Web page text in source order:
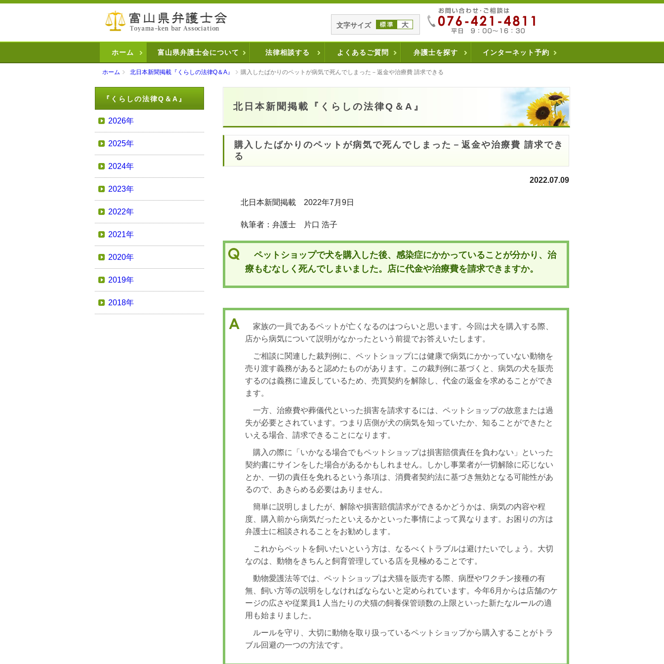
文字サイズ
ホーム 富山県弁護士会について 法律相談する よくあるご質問 弁護士を探す インターネット予約
ホーム 北日本新聞掲載『くらしの法律Q＆A』 購入したばかりのペットが病気で死んでしまった－返金や治療費 請求できる
北日本新聞掲載『くらしの法律Q＆A』
購入したばかりのペットが病気で死んでしまった－返金や治療費 請求でき
る
2022.07.09
北日本新聞掲載 2022年7月9日
執筆者：弁護士 片口 浩子
ペットショップで犬を購入した後、感染症にかかっていることが分かり、治
療もむなしく死んでしまいました。店に代金や治療費を請求できますか。
家族の一員であるペットが亡くなるのはつらいと思います。今回は犬を購入する際、
店から病気について説明がなかったという前提でお答えいたします。
ご相談に関連した裁判例に、ペットショップには健康で病気にかかっていない動物を
売り渡す義務があると認めたものがあります。この裁判例に基づくと、病気の犬を販売
するのは義務に違反しているため、売買契約を解除し、代金の返金を求めることができ
ます。
一方、治療費や葬儀代といった損害を請求するには、ペットショップの故意または過
失が必要とされています。つまり店側が犬の病気を知っていたか、知ることができたと
いえる場合、請求できることになります。
購入の際に「いかなる場合でもペットショップは損害賠償責任を負わない」といった
契約書にサインをした場合があるかもしれません。しかし事業者が一切解除に応じない
とか、一切の責任を免れるという条項は、消費者契約法に基づき無効となる可能性があ
るので、あきらめる必要はありません。
簡単に説明しましたが、解除や損害賠償請求ができるかどうかは、病気の内容や程
度、購入前から病気だったといえるかといった事情によって異なります。お困りの方は
弁護士に相談されることをお勧めします。
これからペットを飼いたいという方は、なるべくトラブルは避けたいでしょう。大切
なのは、動物をきちんと飼育管理している店を見極めることです。
動物愛護法等では、ペットショップは犬猫を販売する際、病歴やワクチン接種の有
無、飼い方等の説明をしなければならないと定められています。今年6月からは店舗のケ
ージの広さや従業員1 人当たりの犬猫の飼養保管頭数の上限といった新たなルールの適
用も始まりました。
ルールを守り、大切に動物を取り扱っているペットショップから購入することがトラ
ブル回避の一つの方法です。
『くらしの法律Q＆A』
2026年
2025年
2024年
2023年
2022年
2021年
2020年
2019年
2018年